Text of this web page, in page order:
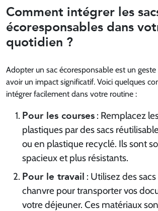
Comment intégrer les
écoresponsables dans
quotidien ?
Adopter un sac écoresponsable est un
avoir un impact significatif. Voici quelques
intégrer facilement dans votre routine :
Pour les courses : Remplacez
plastiques par des sacs
ou en plastique recyclé. Ils sont
spacieux et plus résistants.
Pour le travail : Utilisez des
chanvre pour transporter vos
votre déjeuner. Ces matériaux